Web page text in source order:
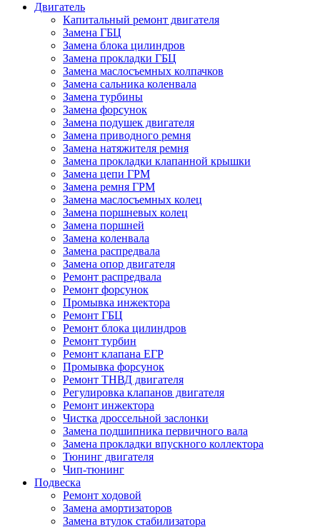
Двигатель
Капитальный ремонт двигателя
Замена ГБЦ
Замена блока цилиндров
Замена прокладки ГБЦ
Замена маслосъемных колпачков
Замена сальника коленвала
Замена турбины
Замена форсунок
Замена подушек двигателя
Замена приводного ремня
Замена натяжителя ремня
Замена прокладки клапанной крышки
Замена цепи ГРМ
Замена ремня ГРМ
Замена маслосъемных колец
Замена поршневых колец
Замена поршней
Замена коленвала
Замена распредвала
Замена опор двигателя
Ремонт распредвала
Ремонт форсунок
Промывка инжектора
Ремонт ГБЦ
Ремонт блока цилиндров
Ремонт турбин
Ремонт клапана ЕГР
Промывка форсунок
Ремонт ТНВД двигателя
Регулировка клапанов двигателя
Ремонт инжектора
Чистка дроссельной заслонки
Замена подшипника первичного вала
Замена прокладки впускного коллектора
Тюнинг двигателя
Чип-тюнинг
Подвеска
Ремонт ходовой
Замена амортизаторов
Замена втулок стабилизатора